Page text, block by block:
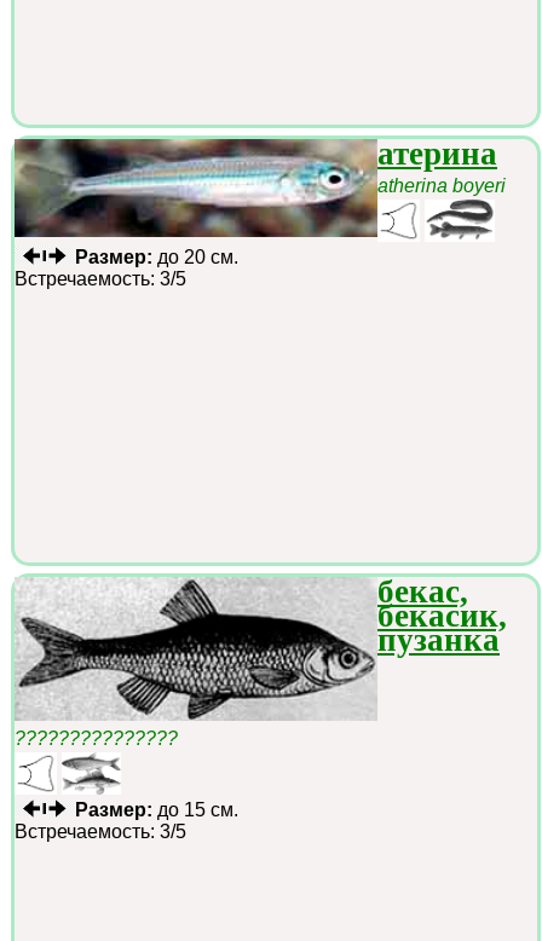
атерина
atherina boyeri
Размер: до 20 см.
Встречаемость: 3/5
бекас,
бекасик,
пузанка
???????????????
Размер: до 15 см.
Встречаемость: 3/5